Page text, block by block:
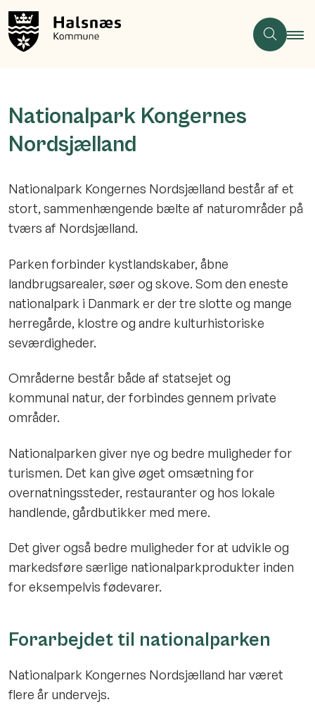
Nationalpark Kongernes
Nordsjælland
Nationalpark Kongernes Nordsjælland består af et
stort, sammenhængende bælte af naturområder på
tværs af Nordsjælland.
Parken forbinder kystlandskaber, åbne
landbrugsarealer, søer og skove. Som den eneste
nationalpark i Danmark er der tre slotte og mange
herregårde, klostre og andre kulturhistoriske
seværdigheder.
Områderne består både af statsejet og
kommunal natur, der forbindes gennem private
områder.
Nationalparken giver nye og bedre muligheder for
turismen. Det kan give øget omsætning for
overnatningssteder, restauranter og hos lokale
handlende, gårdbutikker med mere.
Det giver også bedre muligheder for at udvikle og
markedsføre særlige nationalparkprodukter inden
for eksempelvis fødevarer.
Forarbejdet til nationalparken
Nationalpark Kongernes Nordsjælland har været
flere år undervejs.